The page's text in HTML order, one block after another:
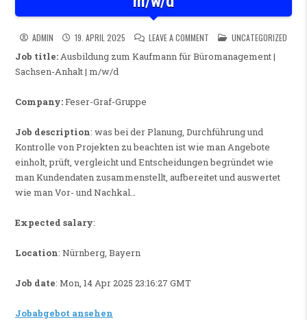
ADMIN 19. APRIL 2025 LEAVE A COMMENT ON AUSBILDUNG ZUM
POSTED IN
UNCATEGORIZED
Job title:Ausbildung zum Kaufmann für Büromanagement |
Sachsen-Anhalt | m/w/d
Company:Feser-Graf-Gruppe
Job description: was bei der Planung, Durchführung und
Kontrolle von Projekten zu beachten ist wie man Angebote
einholt, prüft, vergleicht und Entscheidungen begründet wie
man Kundendaten zusammenstellt, aufbereitet und auswertet
wie man Vor- und Nachkal…
Expected salary:
Location: Nürnberg, Bayern
Job date: Mon, 14 Apr 2025 23:16:27 GMT
Jobabgebot ansehen